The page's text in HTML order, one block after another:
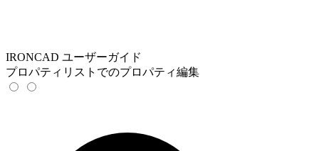
IRONCAD ユーザーガイド
プロパティリストでのプロパティ編集